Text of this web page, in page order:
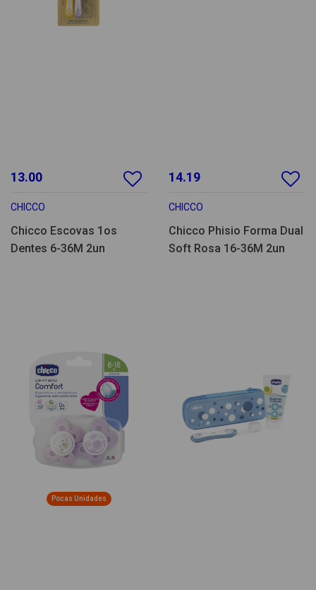
13.00
CHICCO
Chicco Escovas 1os
Dentes 6-36M 2un
14.19
CHICCO
Chicco Phisio Forma Dual
Soft Rosa 16-36M 2un
Pocas Unidades